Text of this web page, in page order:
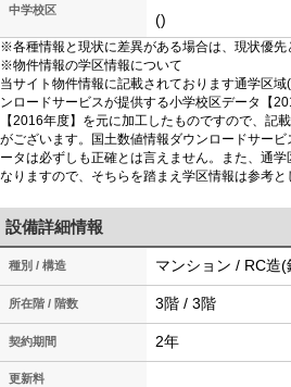
中学校区
()
※各種情報と現状に差異がある場合は、現状優先
※物件情報の学区情報について
当サイト物件情報に記載されております通学区
ンロードサービスが提供する小学校区データ【
【2016年度】を元に加工したものですので、記
がございます。国土数値情報ダウンロードサー
ータは必ずしも正確とは言えません。また、通
なりますので、そちらを踏まえ学区情報は参考と
設備詳細情報
種別 / 構造 マンション / RC造
所在階 / 階数 3階 / 3階
契約期間 2年
更新料